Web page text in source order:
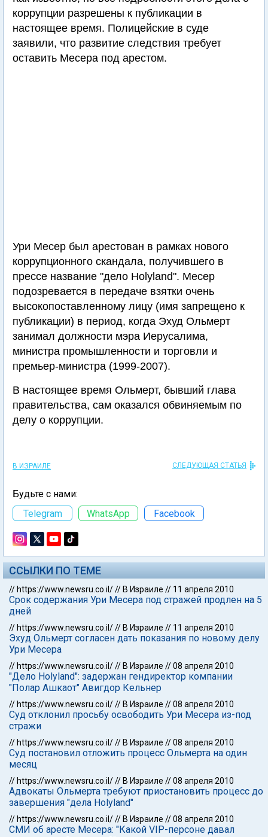
коррупции разрешены к публикации в
настоящее время. Полицейские в суде
заявили, что развитие следствия требует
оставить Месера под арестом.
Ури Месер был арестован в рамках нового
коррупционного скандала, получившего в
прессе название "дело Holyland". Месер
подозревается в передаче взятки очень
высокопоставленному лицу (имя запрещено к
публикации) в период, когда Эхуд Ольмерт
занимал должности мэра Иерусалима,
министра промышленности и торговли и
премьер-министра (1999-2007).
В настоящее время Ольмерт, бывший глава
правительства, сам оказался обвиняемым по
делу о коррупции.
В ИЗРАИЛЕ СЛЕДУЮЩАЯ СТАТЬЯ
Будьте с нами:
Telegram
WhatsApp Facebook
ССЫЛКИ ПО ТЕМЕ
// https://www.newsru.co.il/// В Израиле // 11 апреля 2010
Срок содержания Ури Месера под стражей продлен на 5
дней
// https://www.newsru.co.il/// В Израиле // 11 апреля 2010
Эхуд Ольмерт согласен дать показания по новому делу
Ури Месера
// https://www.newsru.co.il/// В Израиле //08 апреля 2010
"Дело Holyland": задержан гендиректор компании
"Полар Ашкаот" Авигдор Кельнер
// https://www.newsru.co.il/// В Израиле //08 апреля 2010
Суд отклонил просьбу освободить Ури Месера из-под
стражи
// https://www.newsru.co.il/// В Израиле //08 апреля 2010
Суд постановил отложить процесс Ольмерта на один
месяц
// https://www.newsru.co.il/// В Израиле //08 апреля 2010
Адвокаты Ольмерта требуют приостановить процесс до
завершения "дела Holyland"
// https://www.newsru.co.il/// В Израиле //08 апреля 2010
СМИ об аресте Месера: "Какой VIP-персоне давал